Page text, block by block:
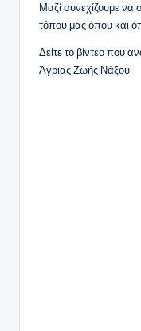
Μαζί συνεχίζουμε να
τόπου μας όπου και
Δείτε το βίντεο που
Άγριας Ζωής Νάξου: